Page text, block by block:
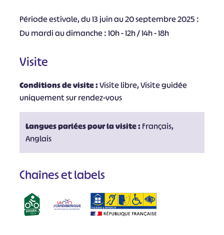
Période estivale, du 13 juin au 20 septembre 2025 :
Du mardi au dimanche : 10h - 12h / 14h - 18h
Visite
Conditions de visite :Visite libre, Visite guidée
uniquement sur rendez-vous
Langues parlées pour la visite :Français,
Anglais
Chaînes et labels